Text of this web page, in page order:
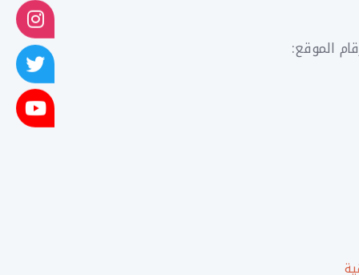
الموقع: